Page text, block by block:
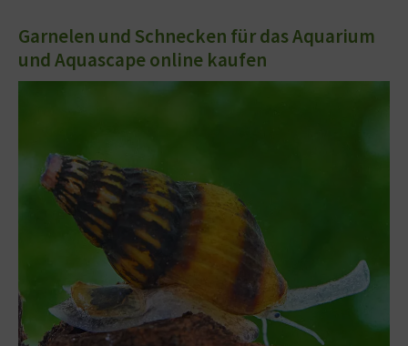
Garnelen und Schnecken für das Aquarium
und Aquascape online kaufen